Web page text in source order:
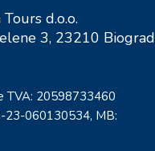
d.o.o.
3, 23210 Biograd
TVA: 20598733460
23-060130534, MB: